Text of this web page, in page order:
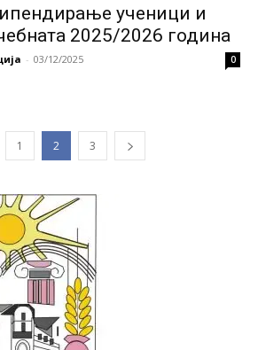
ученици и
2025/2026 година
- 03/12/2025 0
1 2 3